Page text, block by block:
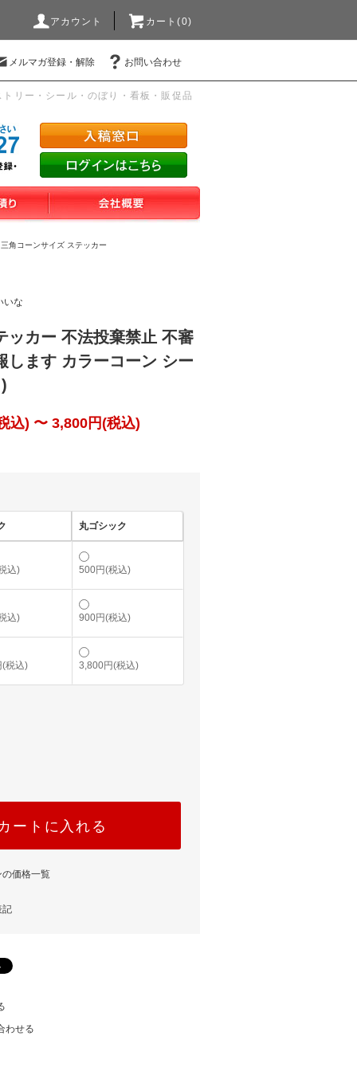
アカウント カート(0)
メルマガ登録・解除 お問い合わせ
リー・シール・のぼり・看板・販促品
三角コーンサイズ ステッカー
いな
ッカー 不法投棄禁止 不審
します カラーコーン シー
込) 〜 3,800円(税込)
丸ゴシック
込) 500円(税込)
込) 900円(税込)
税込) 3,800円(税込)
ートに入れる
価格一覧
記
わせる